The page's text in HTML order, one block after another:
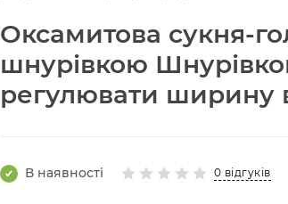
Оксамитова сукня-
шнурівкою
регулювати ширину
В наявності 0 відгуків